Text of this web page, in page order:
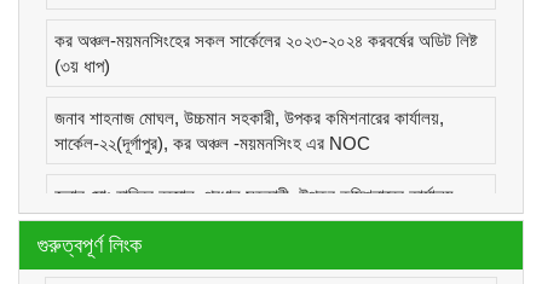
কর অঞ্চল-ময়মনসিংহের সকল সার্কেলের ২০২৩-২০২৪ করবর্ষের অডিট লিষ্ট
(৩য় ধাপ)
জনাব শাহনাজ মোঘল, উচ্চমান সহকারী, উপকর কমিশনারের কার্যালয়,
সার্কেল-২২(দূর্গাপুর), কর অঞ্চল -ময়মনসিংহ এর NOC
জনাব মোঃ হাবিবুর রহমান, প্রধান সহকারী, উপকর কমিশনারের কার্যালয়,
সার্কেল-১(কোম্পানীজ), কর অঞ্চল -ময়মনসিংহ এর NOC
জনাব মোঃ মোরাদুজ্জামান, সাঁট মুদ্রাক্ষরিক কাম-কম্পিউটার অপারেটর, উপকর
গুরুত্বপূর্ণ লিংক